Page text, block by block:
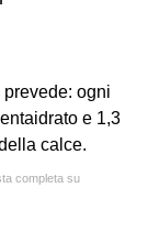
ogni
e 1,3
calce.
completa su